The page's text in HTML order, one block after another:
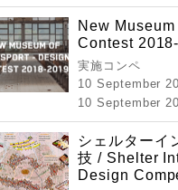
New
Contest
実施コンペ
10 September
10 September
シェルターイ
技 / Shelter
Design